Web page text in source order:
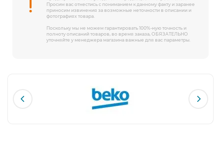
Просим вас отнестись с пониманием к данному факту и заранее
приносим извинения за возможные неточности в описании и
фотографиях товара.
Поскольку мы не можем гарантировать 100%-ную точность и
полноту описаний товаров, во время заказа, ОБЯЗАТЕЛЬНО
уточняйте у менеджера магазина важные для вас параметры.